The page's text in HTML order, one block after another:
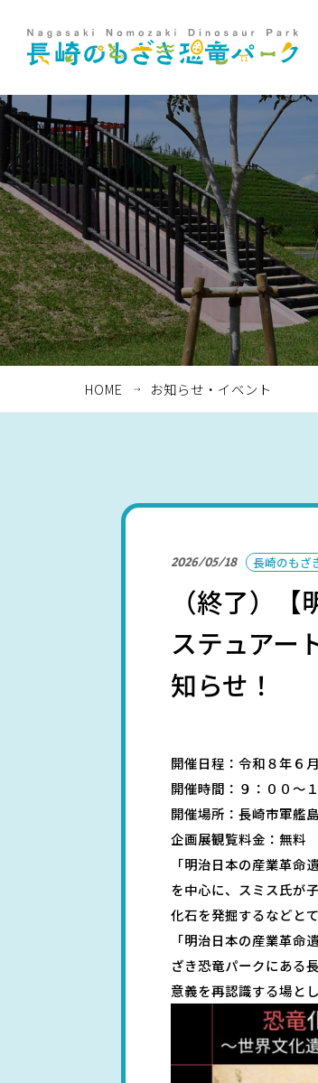
ホーム
お知らせ・イベント
パークを楽しむ
個人情報保護方針
HOME お知らせ・イベント
2026/05/18 長崎のもざ
（終了）
ステュアー
知らせ！
開催日程：令和８年６
開催時間：９：００～
開催場所：長崎市軍艦
企画展観覧料金：無料
「明治日本の産業革
を中心に、スミス氏が
化石を発掘するなどと
「明治日本の産業革
ざき恐竜パークにある
意義を再認識する場と